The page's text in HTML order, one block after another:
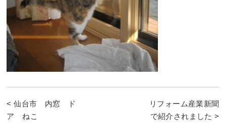
< 仙台市 内窓 ド
ア ねこ
リフォーム産業新聞
で紹介されました >